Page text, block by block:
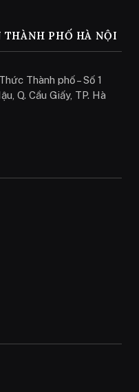
PHỐ HÀ NỘI
Thành phố – Số 1
Q. Cầu Giấy, TP. Hà